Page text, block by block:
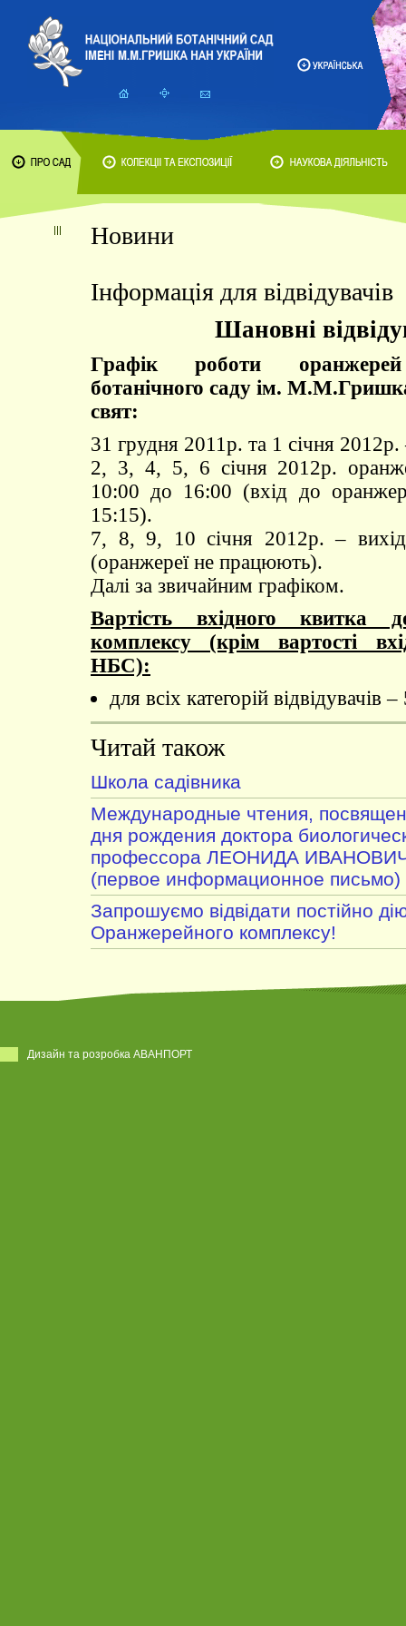
Новини
Інформація для відвідувачів
Шановні
Графік роботи оранжерей
ботанічного саду ім.
свят:
31 грудня 2011р. та 1 січня 2012р.
2, 3, 4, 5, 6 січня 2012р.
10:00 до 16:00 (вхід до
15:15).
7, 8, 9, 10 січня 2012р. –
(оранжереї не працюють).
Далі за звичайним графіком.
Вартість вхідного квитка
комплексу (крім вартості
НБС):
для всіх категорій відвідувачів
Читай також
Школа садівника
Международные чтения,
дня рождения доктора
профессора ЛЕОНИДА
(первое информационное письмо)
Запрошуємо відвідати постійно
Оранжерейного комплексу!
Дизайн та розробка АВАНПОРТ